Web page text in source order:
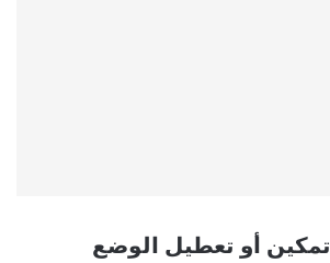
تمكين أو تعطيل الوضع